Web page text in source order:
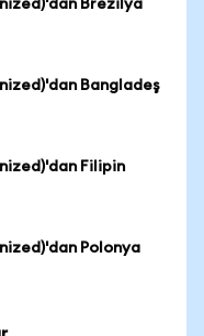
Brezilya
Bangladeş
Filipin
Polonya